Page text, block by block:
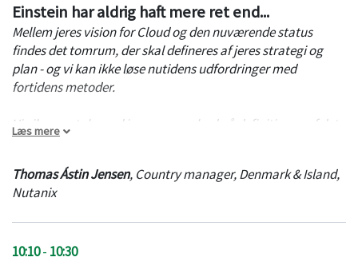
Det er i dét spændingsfelt af muligheder og udfordringer, at
Dell Technologies gerne vil inspirere.
Dell Technologies har valgt strategisk at flytte barren for,
hvad der er muligt, og hvordan danske virksomheder
med.
med fokus på business outcome.
Einstein har aldrig haft mere ret end...
Mellem jeres vision for Cloud og den nuværende status
findes det tomrum, der skal defineres af jeres strategi og
plan - og vi kan ikke løse nutidens udfordringer med
fortidens metoder.
Vi vil gerne tale med jer om vores bud på definitionen af det
strategiske fundament der er nødvendigt for succes i en
at give indsigt I hvordan Nutanix kan bidrage positivt til at
opnå jeres målsætning om optimalt udbytte af en Hybrid
Læs mere
Thomas Ástin Jensen, Country manager, Denmark & Island,
Nutanix
10:10- 10:30